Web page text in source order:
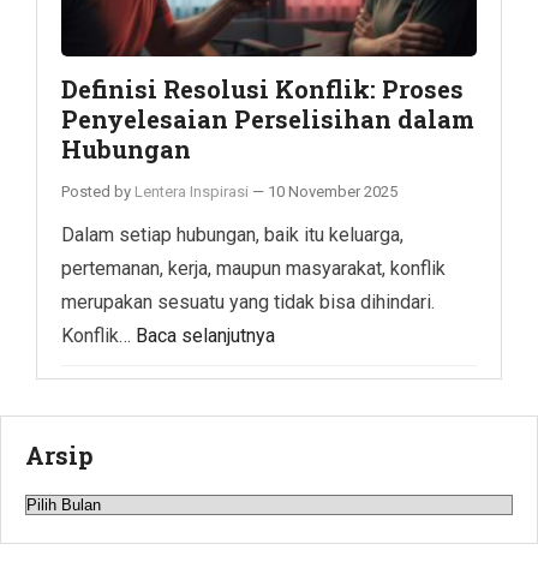
Definisi Resolusi Konflik: Proses
Penyelesaian Perselisihan dalam
Hubungan
Posted by Lentera Inspirasi — 10 November 2025
Dalam setiap hubungan, baik itu keluarga,
pertemanan, kerja, maupun masyarakat, konflik
merupakan sesuatu yang tidak bisa dihindari.
Konflik… Baca selanjutnya
Arsip
Arsip